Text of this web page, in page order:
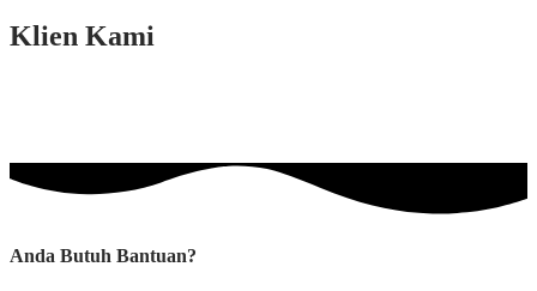
Klien Kami
Anda Butuh Bantuan?